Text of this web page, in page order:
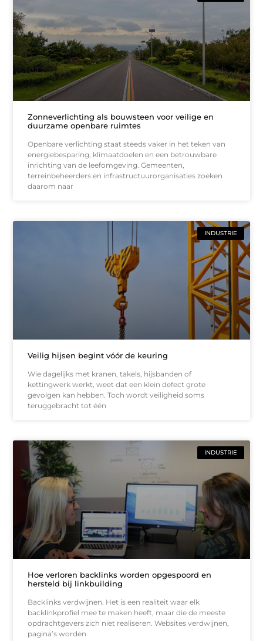
Zonneverlichting als bouwsteen voor veilige en
duurzame openbare ruimtes
Openbare verlichting staat steeds vaker in het teken van
energiebesparing, klimaatdoelen en een betrouwbare
inrichting van de leefomgeving. Gemeenten,
terreinbeheerders en infrastructuurorganisaties zoeken
daarom naar
INDUSTRIE
Veilig hijsen begint vóór de keuring
Wie dagelijks met kranen, takels, hijsbanden of
kettingwerk werkt, weet dat een klein defect grote
gevolgen kan hebben. Toch wordt veiligheid soms
teruggebracht tot één
INDUSTRIE
Hoe verloren backlinks worden opgespoord en
hersteld bij linkbuilding
Backlinks verdwijnen. Het is een realiteit waar elk
backlinkprofiel mee te maken heeft, maar die de meeste
opdrachtgevers zich niet realiseren. Websites verdwijnen,
pagina’s worden